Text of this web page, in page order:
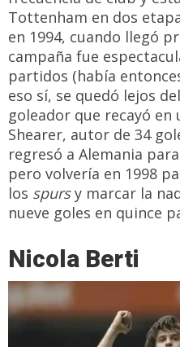
Tottenham en dos
en 1994, cuando llegó
campaña fue
partidos (había
eso sí, se quedó lejos
goleador que recayó en
Shearer, autor de 34
regresó a Alemania
pero volvería en 1998
los spursy marcar la
nueve goles en quince
Nicola Berti